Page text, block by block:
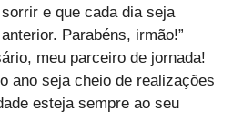
e que cada dia seja
Parabéns, irmão!”
meu parceiro de jornada!
ano seja cheio de realizações
esteja sempre ao seu